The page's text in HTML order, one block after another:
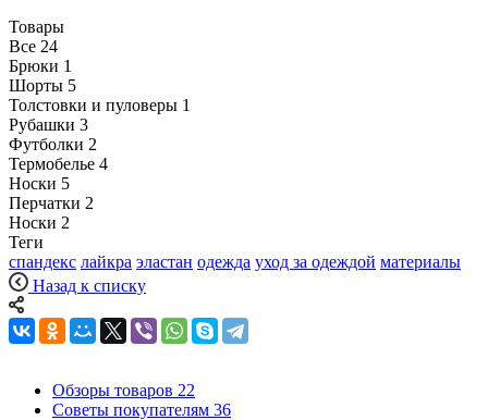
Товары
Все 24
Брюки 1
Шорты 5
Толстовки и пуловеры 1
Рубашки 3
Футболки 2
Термобелье 4
Носки 5
Перчатки 2
Носки 2
Теги
спандекс лайкра эластан одежда уход за одеждой материалы
Назад к списку
Обзоры товаров 22
Советы покупателям 36